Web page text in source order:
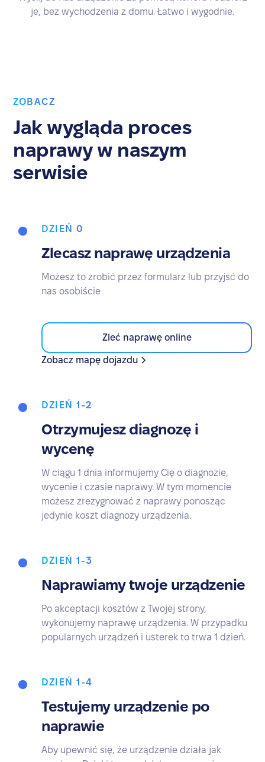
je, bez wychodzenia z domu. Łatwo i wygodnie.
ZOBACZ
Jak wygląda proces
naprawy w naszym
serwisie
DZIEŃ 0
Zlecasz naprawę urządzenia
Możesz to zrobić przez formularz lub przyjść do
nas osobiście
Zleć naprawę online
Zobacz mapę dojazdu
DZIEŃ 1-2
Otrzymujesz diagnozę i
wycenę
W ciągu 1 dnia informujemy Cię o diagnozie,
wycenie i czasie naprawy. W tym momencie
możesz zrezygnować z naprawy ponosząc
jedynie koszt diagnozy urządzenia.
DZIEŃ 1-3
Naprawiamy twoje urządzenie
Po akceptacji kosztów z Twojej strony,
wykonujemy naprawę urządzenia. W przypadku
popularnych urządzeń i usterek to trwa 1 dzień.
DZIEŃ 1-4
Testujemy urządzenie po
naprawie
Aby upewnić się, że urządzenie działa jak